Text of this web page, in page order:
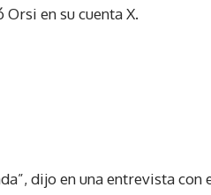
en su cuenta X.
dijo en una entrevista con